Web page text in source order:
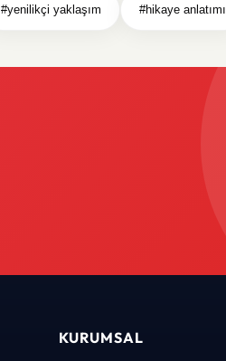
#yenilikçi yaklaşım #hikaye anlatımı
KURUMSAL